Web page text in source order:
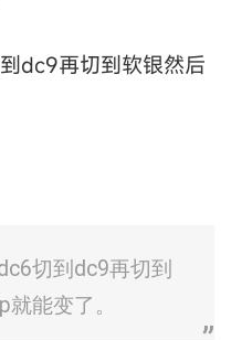
dc9再切到软银然后
切到dc9再切到
能变了。